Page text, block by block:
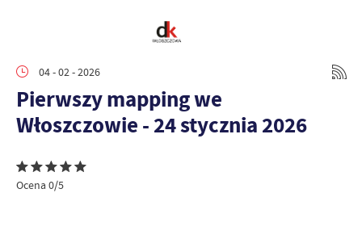
04 - 02 - 2026
Pierwszy mapping we
Włoszczowie - 24 stycznia 2026
Ocena 0/5